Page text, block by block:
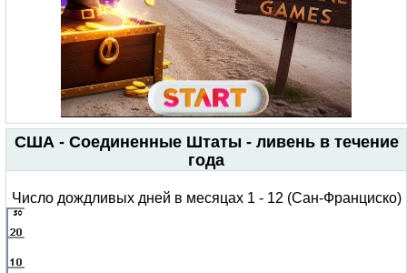
США - Соединенные Штаты - ливень в течение
года
Число дождливых дней в месяцах 1 - 12 (Сан-Франциско)